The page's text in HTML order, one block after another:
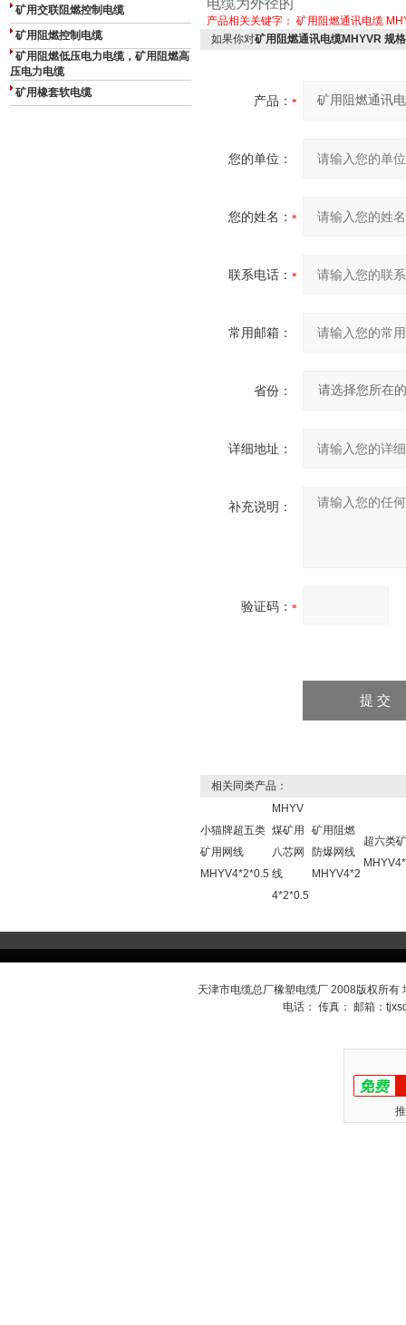
矿用交联阻燃控制电缆
矿用阻燃控制电缆
矿用阻燃低压电力电缆，矿用阻燃高
压电力电缆
矿用橡套软电缆
电缆为外径的
产品相关关键字： 矿用阻燃通讯电缆
如果你对矿用阻燃通讯电缆MHYVR 规
产品：
您的单位：
您的姓名：
联系电话：
常用邮箱：
省份：
详细地址：
补充说明：
验证码：
相关同类产品：
小猫牌超五类
矿用网线
MHYV4*2*0.5
MHYV
煤矿用
八芯网
线
4*2*0.5
矿用阻燃
防爆网线
MHYV4*2
超六类
天津市电缆总厂橡塑电缆厂 2008版权所有
电话： 传真： 邮箱：